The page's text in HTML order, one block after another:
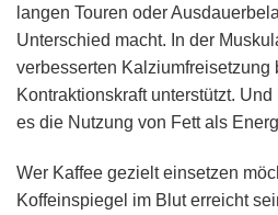
langen Touren oder
Unterschied macht. In der
verbesserten Kalziumfreisetzung
Kontraktionskraft unterstützt.
es die Nutzung von Fett als
Wer Kaffee gezielt einsetzen
Koffeinspiegel im Blut erreicht